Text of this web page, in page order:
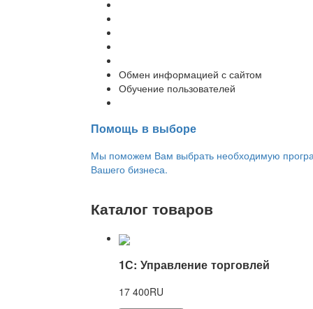
Обмен информацией с сайтом
Обучение пользователей
Помощь в выборе
Мы поможем Вам выбрать необходимую
Вашего бизнеса.
Каталог товаров
1С: Управление торговлей
17 400RU